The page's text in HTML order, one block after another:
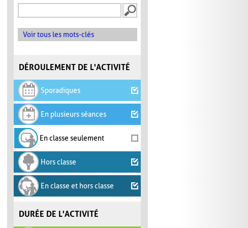
Voir tous les mots-clés
DÉROULEMENT DE L'ACTIVITÉ
Sporadiques
En plusieurs séances
En classe seulement
Hors classe
En classe et hors classe
DURÉE DE L'ACTIVITÉ